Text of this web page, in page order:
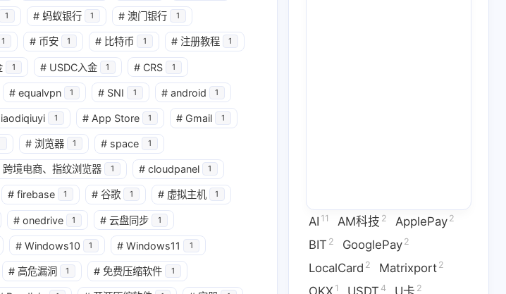
点
找你感兴趣的领域
AI11 AM科技2 ApplePay2 BIT2 GooglePay LocalCard
2 OKX1 USDT4 U卡2 ai14
bybit1 chatgpt yika1 万事达虚拟卡 券商评测2
1 # 蚂蚁银行 1 # 澳门银行 1
1 # 币安 1 # 比特币 1 # 注册教程 1
1 # USDC入金 1 # CRS 1
# equalvpn 1 # SNI 1 # android 1
1 # App Store 1 # Gmail 1
# 浏览器 1 # space 1
境电商、指纹浏览器 1 # cloudpanel 1
# firebase 1 # 谷歌 1 # 虚拟主机 1
# onedrive 1 # 云盘同步 1
# Windows10 1 # Windows11 1
# 高危漏洞 1 # 免费压缩软件 1
AI 11 AM科技 2 ApplePay 2
BIT 2 GooglePay 2
LocalCard 2 Matrixport 2
OKX 1 USDT 4 U卡 2